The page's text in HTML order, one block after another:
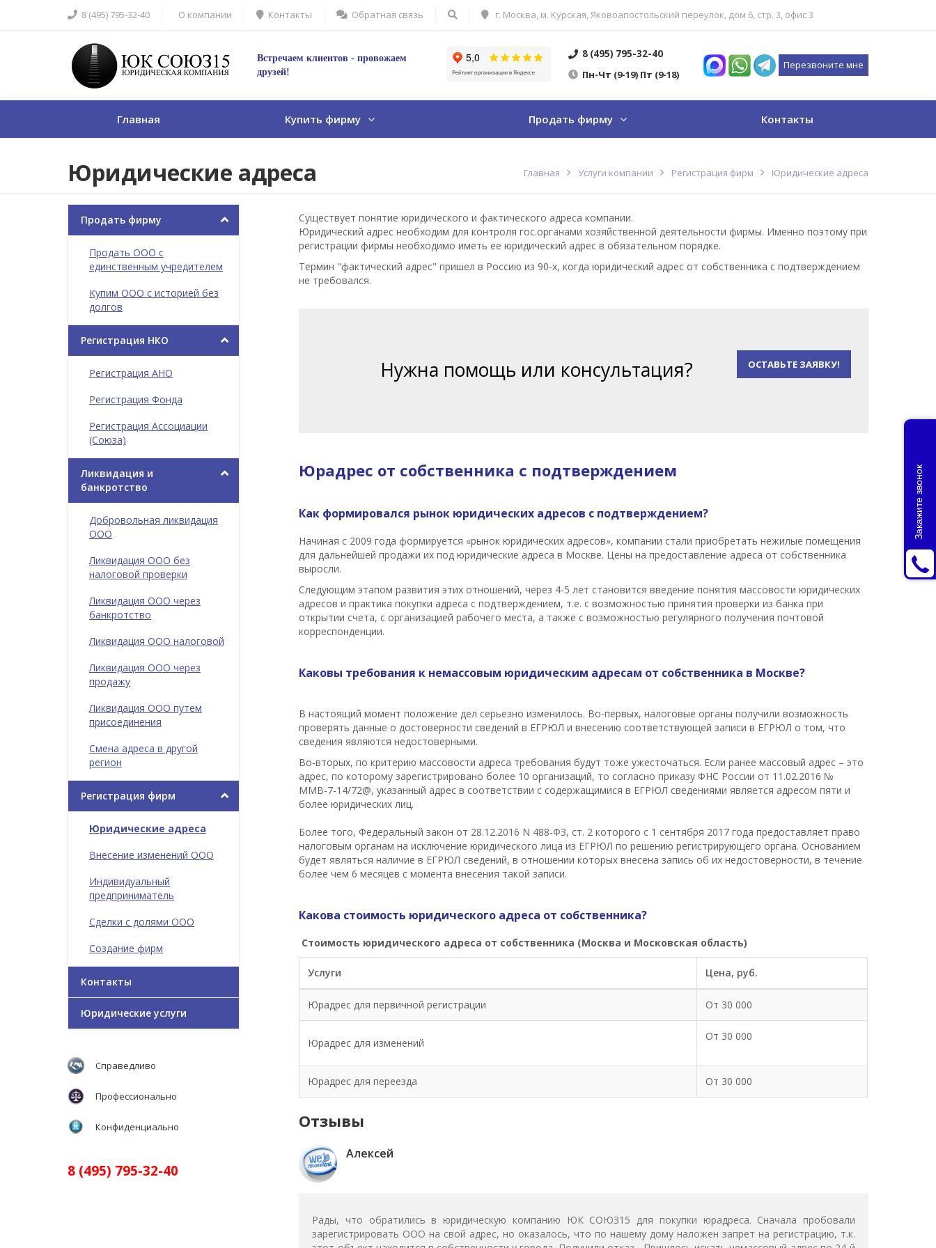
8 (495) 795-32-40 О компании Контакты Обратная связь г. Москва, м. Курская, Яковоапостольский переулок, дом 6, стр. 3, офис 3
Встречаем клиентов - провожаем
друзей!
8 (495) 795-32-40
Пн-Чт (9-19) Пт (9-18)
Перезвоните мне
Главная Купить фирму Продать фирму Контакты
Юридические адреса Главная Услуги компании Регистрация фирм Юридические адреса
Существует понятие юридического и фактического адреса компании.
Юридический адрес необходим для контроля гос.органами хозяйственной деятельности фирмы. Именно поэтому при
регистрации фирмы необходимо иметь ее юридический адрес в обязательном порядке.
Термин "фактический адрес" пришел в Россию из 90-х, когда юридический адрес от собственника с подтверждением
не требовался.
Нужна помощь или консультация? ОСТАВЬТЕ ЗАЯВКУ!
Юрадрес от собственника с подтверждением
Как формировался рынок юридических адресов с подтверждением?
Начиная с 2009 года формируется «рынок юридических адресов», компании стали приобретать нежилые помещения
для дальнейшей продажи их под юридические адреса в Москве. Цены на предоставление адреса от собственника
выросли.
Следующим этапом развития этих отношений, через 4-5 лет становится введение понятия массовости юридических
адресов и практика покупки адреса с подтверждением, т.е. с возможностью принятия проверки из банка при
открытии счета, с организацией рабочего места, а также с возможностью регулярного получения почтовой
корреспонденции.
Каковы требования к немассовым юридическим адресам от собственника в Москве?
В настоящий момент положение дел серьезно изменилось. Во-первых, налоговые органы получили возможность
проверять данные о достоверности сведений в ЕГРЮЛ и внесению соответствующей записи в ЕГРЮЛ о том, что
сведения являются недостоверными.
Во-вторых, по критерию массовости адреса требования будут тоже ужесточаться. Если ранее массовый адрес – это
адрес, по которому зарегистрировано более 10 организаций, то согласно приказу ФНС России от 11.02.2016 №
ММВ-7-14/72@, указанный адрес в соответствии с содержащимися в ЕГРЮЛ сведениями является адресом пяти и
более юридических лиц.
Более того, Федеральный закон от 28.12.2016 N 488-ФЗ, ст. 2 которого с 1 сентября 2017 года предоставляет право
налоговым органам на исключение юридического лица из ЕГРЮЛ по решению регистрирующего органа. Основанием
будет являться наличие в ЕГРЮЛ сведений, в отношении которых внесена запись об их недостоверности, в течение
более чем 6 месяцев с момента внесения такой записи.
Какова стоимость юридического адреса от собственника?
Стоимость юридического адреса от собственника (Москва и Московская область)
Услуги Цена, руб.
Юрадрес для первичной регистрации От 30 000
Юрадрес для изменений
От 30 000
Юрадрес для переезда От 30 000
Отзывы
Алексей
Рады, что обратились в юридическую компанию ЮК СОЮЗ15 для покупки юрадреса. Сначала пробовали
зарегистрировать ООО на свой адрес, но оказалось, что по нашему дому наложен запрет на регистрацию, т.к.
Продать фирму
Продать ООО с
единственным учредителем
Купим ООО с историей без
долгов
Регистрация НКО
Регистрация АНО
Регистрация Фонда
Регистрация Ассоциации
(Союза)
Ликвидация и
банкротство
Добровольная ликвидация
ООО
Ликвидация ООО без
налоговой проверки
Ликвидация ООО через
банкротство
Ликвидация ООО налоговой
Ликвидация ООО через
продажу
Ликвидация ООО путем
присоединения
Смена адреса в другой
регион
Регистрация фирм
Юридические адреса
Внесение изменений ООО
Индивидуальный
предприниматель
Сделки с долями ООО
Создание фирм
Контакты
Юридические услуги
Справедливо
Профессионально
Конфиденциально
8 (495) 795-32-40
Закажите звонок